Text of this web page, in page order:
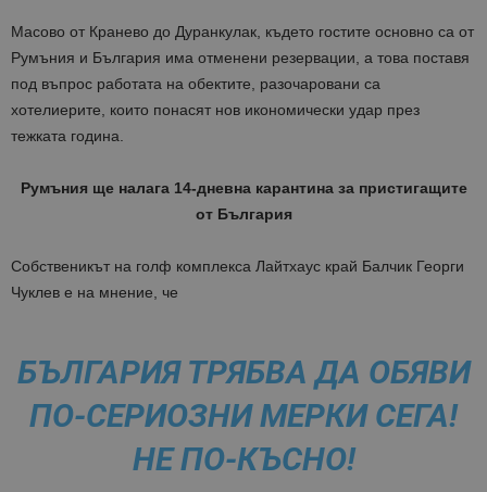
Масово от Кранево до Дуранкулак, където гостите основно са от
Румъния и България има отменени резервации, а това поставя
под въпрос работата на обектите, разочаровани са
хотелиерите, които понасят нов икономически удар през
тежката година.
Румъния ще налага 14-дневна карантина за пристигащите
от България
Собственикът на голф комплекса Лайтхаус край Балчик Георги
Чуклев е на мнение, че
БЪЛГАРИЯ ТРЯБВА ДА ОБЯВИ
ПО-СЕРИОЗНИ МЕРКИ СЕГА!
НЕ ПО-КЪСНО!